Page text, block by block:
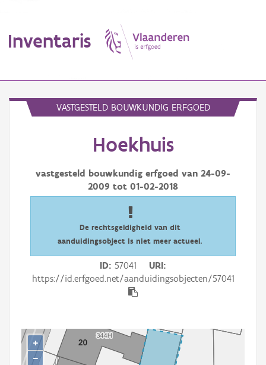
Inventaris
Aanduidingsobject
Waarneming
Persoon of collectief
Aanmelden
VASTGESTELD BOUWKUNDIG ERFGOED
Hoekhuis
vastgesteld bouwkundig erfgoed van 24-09-
2009 tot 01-02-2018
De rechtsgeldigheid van dit
aanduidingsobject is niet meer actueel.
ID 57041
URI
https://id.erfgoed.net/aanduidingsobjecten/57041
+
−